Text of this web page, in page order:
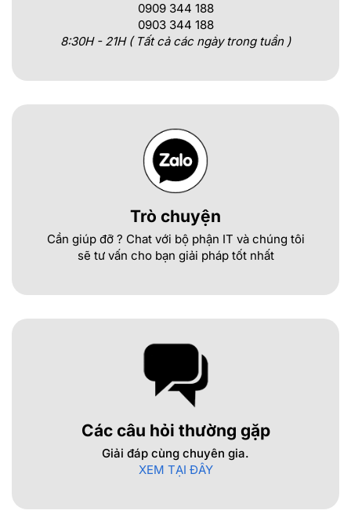
0909 344 188
0903 344 188
8:30H - 21H ( Tất cả các ngày trong tuần )
Trò chuyện
Cần giúp đỡ ? Chat với bộ phận IT và chúng tôi
sẽ tư vấn cho bạn giải pháp tốt nhất
Các câu hỏi thường gặp
Giải đáp cùng chuyên gia.
XEM TẠI ĐÂY